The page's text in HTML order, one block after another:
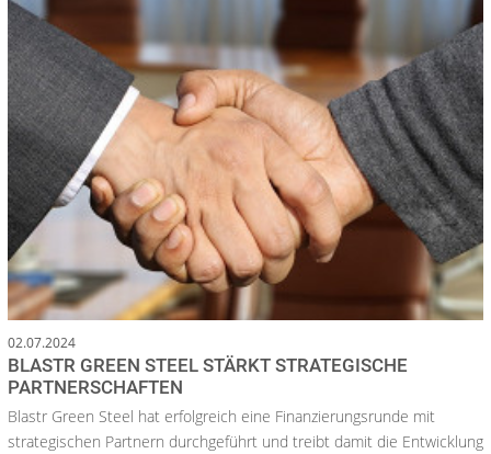
02.07.2024
BLASTR GREEN STEEL STÄRKT STRATEGISCHE
PARTNERSCHAFTEN
Blastr Green Steel hat erfolgreich eine Finanzierungsrunde mit
strategischen Partnern durchgeführt und treibt damit die Entwicklung